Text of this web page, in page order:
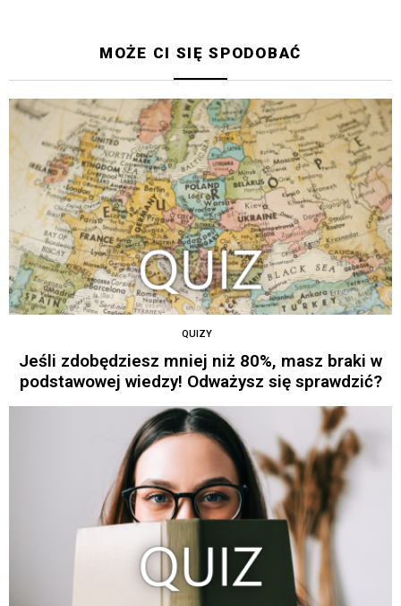
MOŻE CI SIĘ SPODOBAĆ
QUIZY
Jeśli zdobędziesz mniej niż 80%, masz braki w
podstawowej wiedzy! Odważysz się sprawdzić?